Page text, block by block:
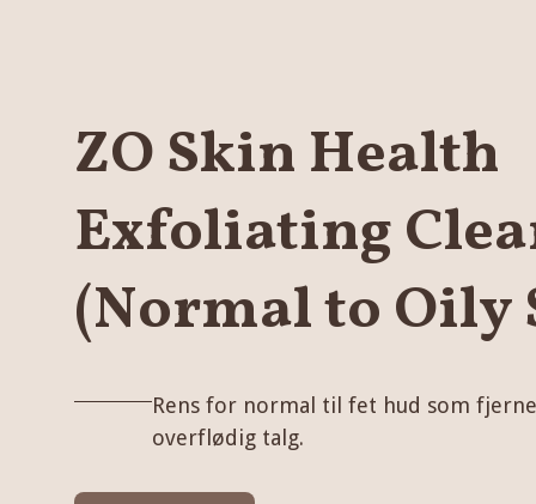
ZO Skin Health
Exfoliating
(Normal to Oily
Rens for normal til fet hud som
overflødig talg.